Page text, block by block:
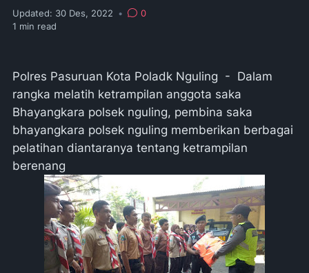
Updated: 30 Des, 2022 •
0
1 min read
Polres Pasuruan Kota Poladk Nguling - Dalam
rangka melatih ketrampilan anggota saka
Bhayangkara polsek nguling, pembina saka
bhayangkara polsek nguling memberikan berbagai
pelatihan diantaranya tentang ketrampilan
berenang